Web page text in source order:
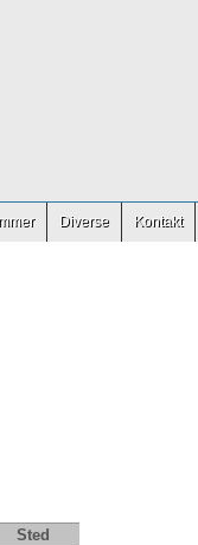
Diverse Kontakt
Sted